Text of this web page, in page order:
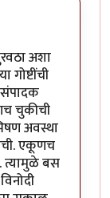
अशा
चुकीची
अवस्था
एकूणच
त्यामुळे बस